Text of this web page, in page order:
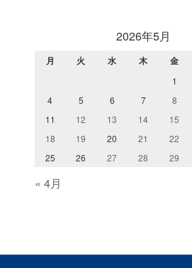
2026年5月
月 火 水 木 金
1
4
5 6 7 8
11
12 13 14 15
18
19 20 21 22
25
26 27 28 29
« 4月